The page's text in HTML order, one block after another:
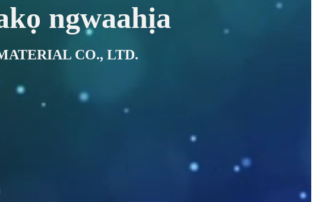
ngwaahịa
CO., LTD.